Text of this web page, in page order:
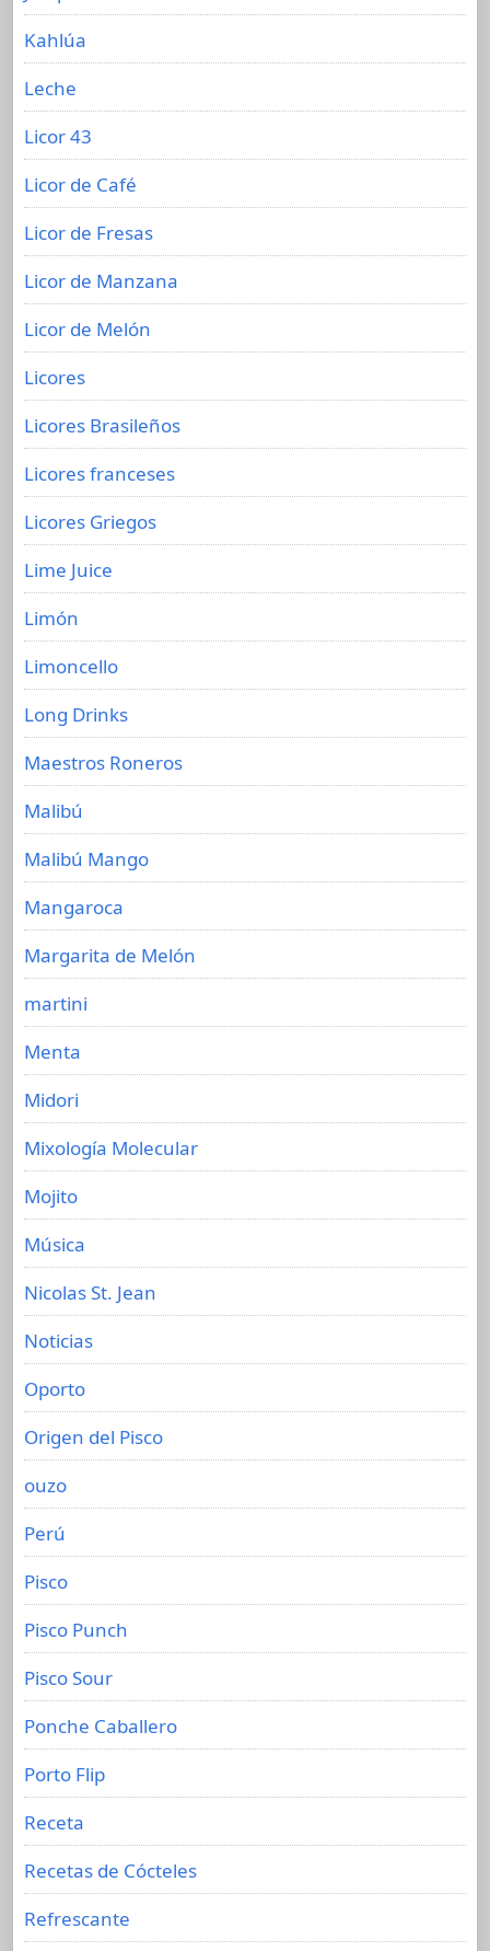
Kahlúa
Leche
Licor 43
Licor de Café
Licor de Fresas
Licor de Manzana
Licor de Melón
Licores
Licores Brasileños
Licores franceses
Licores Griegos
Lime Juice
Limón
Limoncello
Long Drinks
Maestros Roneros
Malibú
Malibú Mango
Mangaroca
Margarita de Melón
martini
Menta
Midori
Mixología Molecular
Mojito
Música
Nicolas St. Jean
Noticias
Oporto
Origen del Pisco
ouzo
Perú
Pisco
Pisco Punch
Pisco Sour
Ponche Caballero
Porto Flip
Receta
Recetas de Cócteles
Refrescante